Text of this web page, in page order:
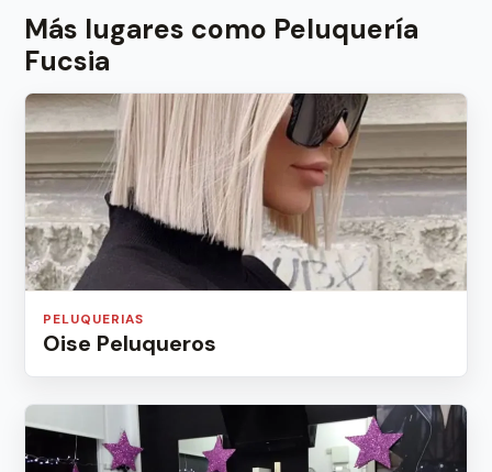
Más lugares como Peluquería
Fucsia
PELUQUERIAS
Oise Peluqueros